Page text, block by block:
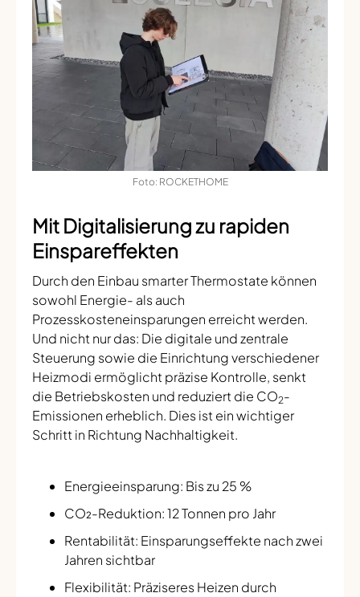
Foto: ROCKETHOME
Mit Digitalisierung zu rapiden
Einspareffekten
Durch den Einbau smarter Thermostate können
sowohl Energie- als auch
Prozesskosteneinsparungen erreicht werden.
Und nicht nur das: Die digitale und zentrale
Steuerung sowie die Einrichtung verschiedener
Heizmodi ermöglicht präzise Kontrolle, senkt
die Betriebskosten und reduziert die CO2-
Emissionen erheblich. Dies ist ein wichtiger
Schritt in Richtung Nachhaltigkeit.
Energieeinsparung: Bis zu 25 %
CO₂-Reduktion: 12 Tonnen pro Jahr
Rentabilität: Einsparungseffekte nach zwei
Jahren sichtbar
Flexibilität: Präziseres Heizen durch